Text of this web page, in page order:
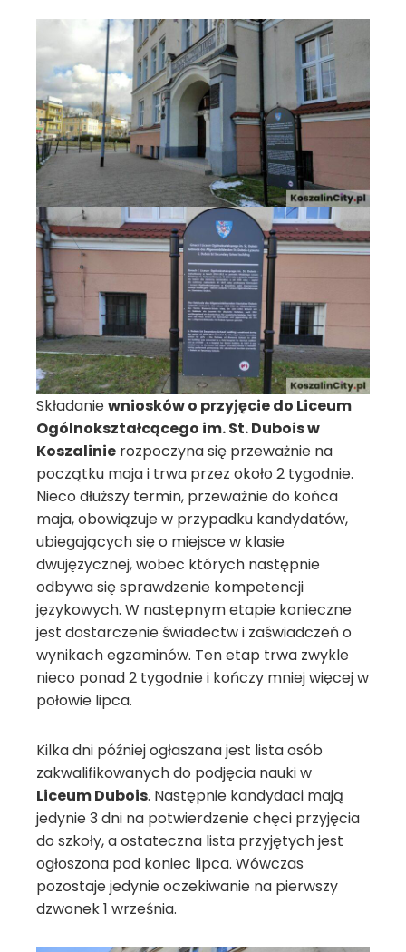
Składaniewniosków o przyjęcie do Liceum
Ogólnokształcącego im. St. Dubois w
Koszalinie rozpoczyna się przeważnie na
początku maja i trwa przez około 2 tygodnie.
Nieco dłuższy termin, przeważnie do końca
maja, obowiązuje w przypadku kandydatów,
ubiegających się o miejsce w klasie
dwujęzycznej, wobec których następnie
odbywa się sprawdzenie kompetencji
językowych. W następnym etapie konieczne
jest dostarczenie świadectw i zaświadczeń o
wynikach egzaminów. Ten etap trwa zwykle
nieco ponad 2 tygodnie i kończy mniej więcej w
połowie lipca.
Kilka dni później ogłaszana jest lista osób
zakwalifikowanych do podjęcia nauki w
Liceum Dubois. Następnie kandydaci mają
jedynie 3 dni na potwierdzenie chęci przyjęcia
do szkoły, a ostateczna lista przyjętych jest
ogłoszona pod koniec lipca. Wówczas
pozostaje jedynie oczekiwanie na pierwszy
dzwonek 1 września.